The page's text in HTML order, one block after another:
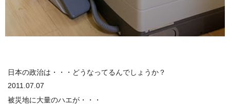
日本の政治は・・・どうなってるんでしょうか？
2011.07.07
被災地に大量のハエが・・・